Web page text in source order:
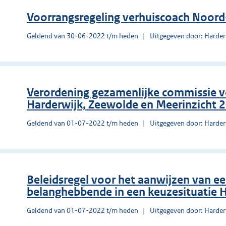
Voorrangsregeling verhuiscoach
Geldend van 30-06-2022 t/m heden Uitgegeven door:
Verordening gezamenlijke commissie
Harderwijk, Zeewolde en Meerinzicht
Geldend van 01-07-2022 t/m heden Uitgegeven door:
Beleidsregel voor het aanwijzen van
belanghebbende in een keuzesituatie
Geldend van 01-07-2022 t/m heden Uitgegeven door: